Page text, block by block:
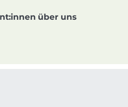
über uns